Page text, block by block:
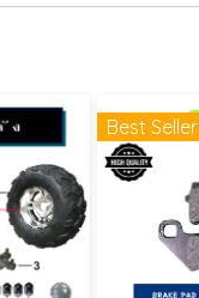
Best Seller